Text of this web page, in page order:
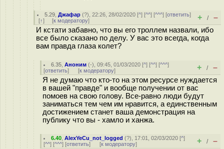
5.29 ,Джафар (?), 22:26, 28/02/2020 [^] [^^] [^^^] [ответить]
[↑] [к модератору] + / –
И кстати забавно, что вы его троллем назвали, ибо
все было сказано по делу. У вас это всегда, когда
вам правда глаза колет?
6.35 ,Аноним (-), 09:45, 01/03/2020 [^] [^^] [^^^]
[ответить] [к модератору] + / –
Я не думаю что кто-то на этом ресурсе нуждается
в вашей "правде" и вообще получении от вас
помоев на свою голову. Все-равно люди будут
заниматься тем чем им нравится, а единственным
достижением станет ваша демонстрация на
публику что вы - хамло и ханжа.
6.40 ,AlexYeCu_not_logged (?), 17:01, 02/03/2020 [^]
[^^] [^^^] [ответить] [к модератору] + / –